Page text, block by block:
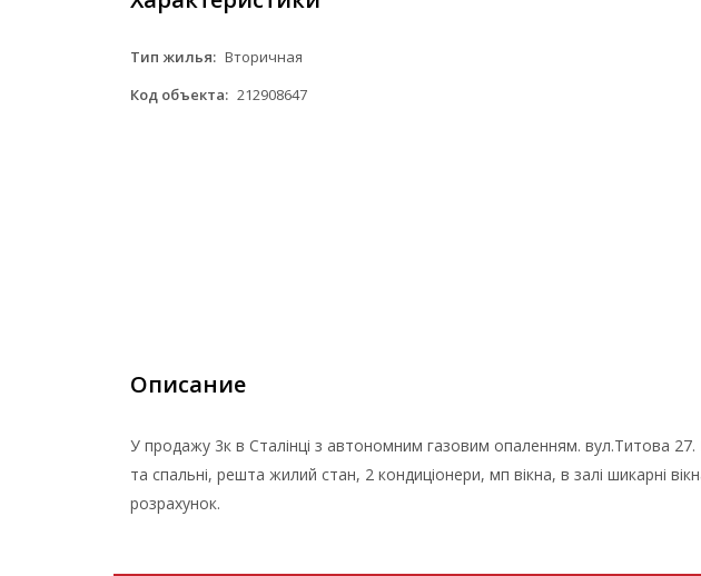
Тип жилья: Вторичная
Код объекта: 212908647
Описание
У продажу 3к в Сталінці з автономним газовим опаленням. вул.Титова
та спальні, решта жилий стан, 2 кондиціонери, мп вікна, в залі шикарні
розрахунок.